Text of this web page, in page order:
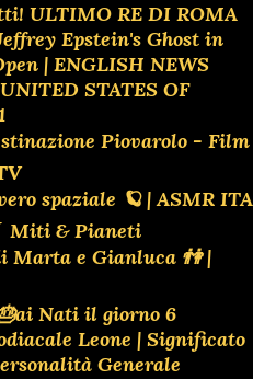
ULTIMO RE DI ROMA
Epstein's Ghost in
| ENGLISH NEWS
STATES OF
Piovarolo - Film
spaziale 🪐 | ASMR ITA
Miti & Pianeti
Marta e Gianluca 👫 |
Nati il giorno 6
Leone | Significato
Generale